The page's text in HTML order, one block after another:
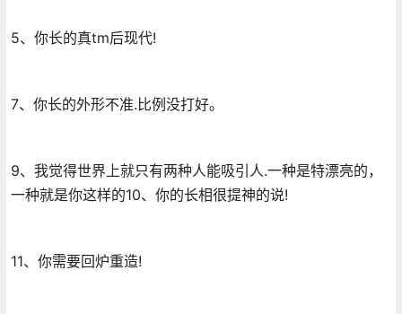
5、你长的真tm后现代!
7、你长的外形不准.比例没打好。
9、我觉得世界上就只有两种人能吸引人.一种是特漂亮的，
一种就是你这样的10、你的长相很提神的说!
11、你需要回炉重造!